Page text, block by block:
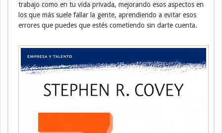
trabajo como en tu vida privada, mejorando esos aspectos en
los que más suele fallar la gente, aprendiendo a evitar esos
errores que puedes que estés cometiendo sin darte cuenta.